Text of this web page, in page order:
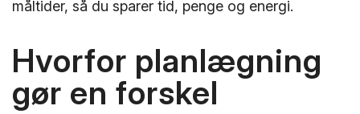
måltider, så du sparer tid, penge og energi.
Hvorfor planlægning
gør en forskel